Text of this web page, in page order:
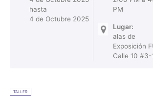
hasta
4 de Octubre 2025
PM
Lugar:
alas de
Exposición
Calle 10 #3-
TALLER